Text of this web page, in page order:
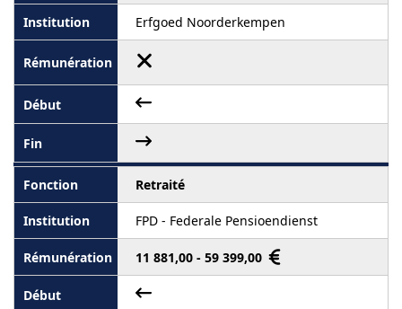
Erfgoed Noorderkempen
Retraité
FPD - Federale Pensioendienst
11 881,00 - 59 399,00